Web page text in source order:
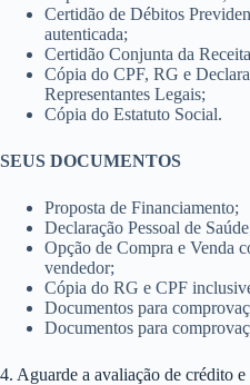
Certidão de Débitos
autenticada;
Certidão Conjunta da
Cópia do CPF, RG e
Representantes Legais;
Cópia do Estatuto Social.
SEUS DOCUMENTOS
Proposta de Financiamento;
Declaração Pessoal de
Opção de Compra e Venda
vendedor;
Cópia do RG e CPF
Documentos para
Documentos para
4. Aguarde a avaliação de crédito